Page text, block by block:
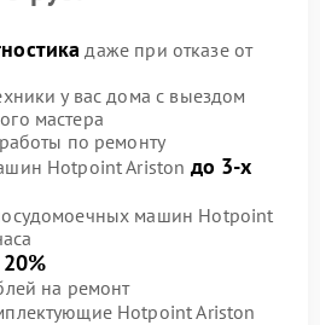
даже при отказе от
у вас дома с выездом
мастера
по ремонту
Hotpoint Ariston до 3-х
машин Hotpoint
20%
на ремонт
Hotpoint Ariston